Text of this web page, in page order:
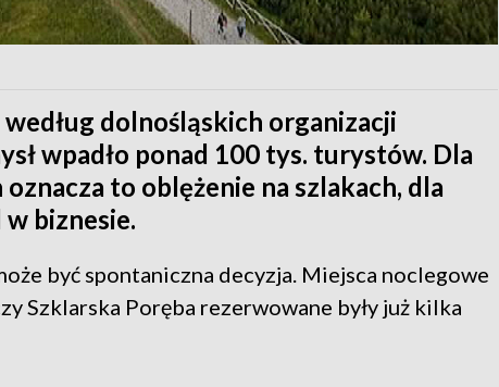
dolnośląskich organizacji
wpadło ponad 100 tys. turystów. Dla
to oblężenie na szlakach, dla
biznesie.
być spontaniczna decyzja. Miejsca noclegowe
Szklarska Poręba rezerwowane były już kilka